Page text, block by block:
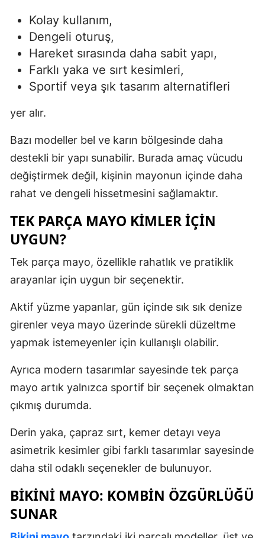
Kolay kullanım,
Dengeli oturuş,
Hareket sırasında daha sabit yapı,
Farklı yaka ve sırt kesimleri,
Sportif veya şık tasarım alternatifleri
yer alır.
Bazı modeller bel ve karın bölgesinde daha
destekli bir yapı sunabilir. Burada amaç vücudu
değiştirmek değil, kişinin mayonun içinde daha
rahat ve dengeli hissetmesini sağlamaktır.
TEK PARÇA MAYO KIMLER İÇIN
UYGUN?
Tek parça mayo, özellikle rahatlık ve pratiklik
arayanlar için uygun bir seçenektir.
Aktif yüzme yapanlar, gün içinde sık sık denize
girenler veya mayo üzerinde sürekli düzeltme
yapmak istemeyenler için kullanışlı olabilir.
Ayrıca modern tasarımlar sayesinde tek parça
mayo artık yalnızca sportif bir seçenek olmaktan
çıkmış durumda.
Derin yaka, çapraz sırt, kemer detayı veya
asimetrik kesimler gibi farklı tasarımlar sayesinde
daha stil odaklı seçenekler de bulunuyor.
BIKINI MAYO: KOMBIN ÖZGÜRLÜĞÜ
SUNAR